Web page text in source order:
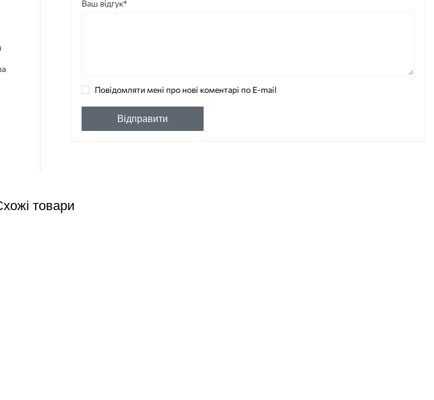
Ваш відгук*
Повідомляти мені про нові коментарі по E-mail
Відправити
товари